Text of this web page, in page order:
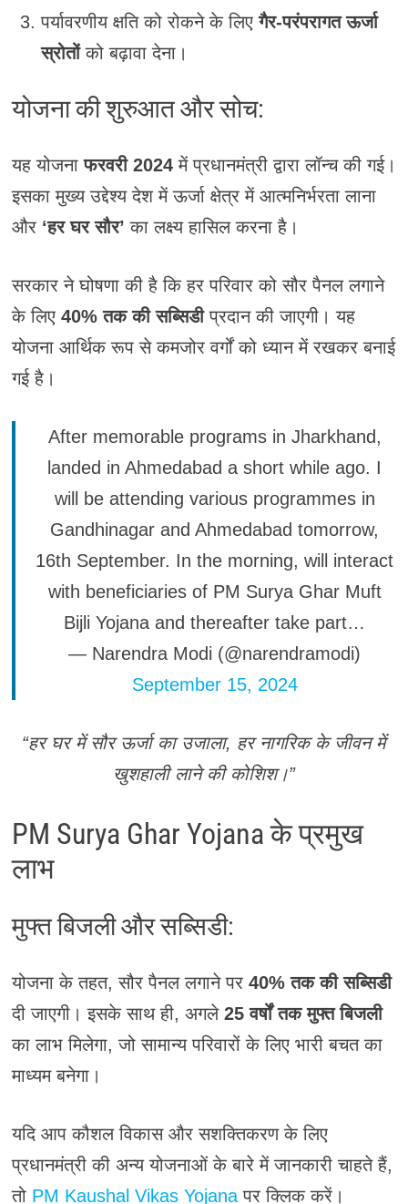
पर्यावरणीय क्षति को रोकने के लिएगैर-परंपरागत ऊर्जा
स्रोतोंको बढ़ावा देना।
योजना की शुरुआत और सोच:
यह योजनाफरवरी 2024में प्रधानमंत्री द्वारा लॉन्च की गई।
इसका मुख्य उद्देश्य देश में ऊर्जा क्षेत्र में आत्मनिर्भरता लाना
और ‘हर घर सौर’ का लक्ष्य हासिल करना है।
सरकार ने घोषणा की है कि हर परिवार को सौर पैनल लगाने
के लिए 40% तक की सब्सिडीप्रदान की जाएगी। यह
योजना आर्थिक रूप से कमजोर वर्गों को ध्यान में रखकर बनाई
गई है।
After memorable programs in Jharkhand,
landed in Ahmedabad a short while ago. I
will be attending various programmes in
Gandhinagar and Ahmedabad tomorrow,
16th September. In the morning, will interact
with beneficiaries of PM Surya Ghar Muft
Bijli Yojana and thereafter take part…
— Narendra Modi (@narendramodi)
September 15, 2024
“हर घर में सौर ऊर्जा का उजाला, हर नागरिक के जीवन में
खुशहाली लाने की कोशिश।”
PM Surya Ghar Yojana के प्रमुख
लाभ
मुफ्त बिजली और सब्सिडी:
योजना के तहत, सौर पैनल लगाने पर 40% तक की सब्सिडी
दी जाएगी। इसके साथ ही, अगले 25 वर्षों तक मुफ्त बिजली
का लाभ मिलेगा, जो सामान्य परिवारों के लिए भारी बचत का
माध्यम बनेगा।
यदि आप कौशल विकास और सशक्तिकरण के लिए
प्रधानमंत्री की अन्य योजनाओं के बारे में जानकारी चाहते हैं,
तो PM Kaushal Vikas Yojanaपर क्लिक करें।